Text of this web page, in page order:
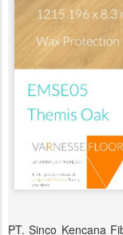
PT. Sinco Kencana